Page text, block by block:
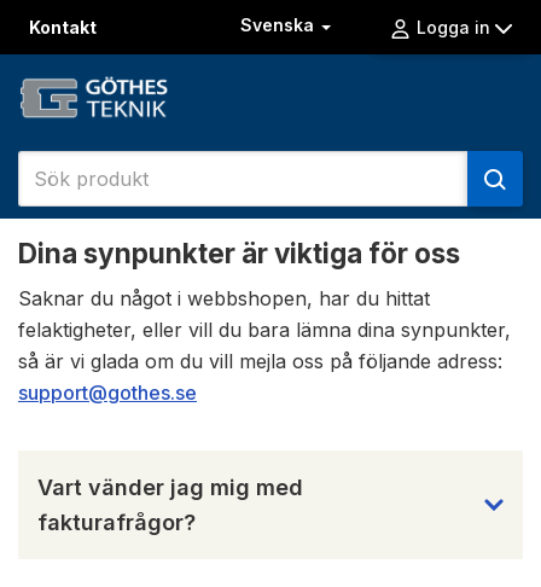
Kontakt Svenska Logga in
Dina synpunkter är viktiga för oss
Saknar du något i webbshopen, har du hittat
felaktigheter, eller vill du bara lämna dina synpunkter,
så är vi glada om du vill mejla oss på följande adress:
support@gothes.se
Vart vänder jag mig med
fakturafrågor?